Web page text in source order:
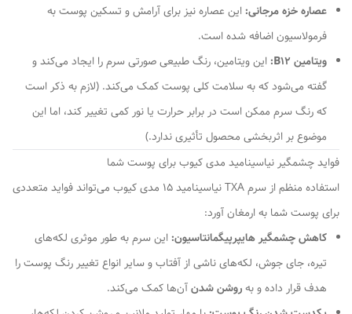
عصاره خزه مرجانی: این عصاره نیز برای آرامش و تسکین پوست به
فرمولاسیون اضافه شده است.
ویتامین B12:
این ویتامین، رنگ طبیعی صورتی سرم را ایجاد می‌کند و
گفته می‌شود که به سلامت کلی پوست کمک می‌کند. (لازم به ذکر است
که رنگ سرم ممکن است در برابر حرارت یا نور کمی تغییر کند، اما این
موضوع بر اثربخشی محصول تأثیری ندارد.)
فواید چشمگیر نیاسینامید مدی کیوب برای پوست شما
استفاده منظم از سرم TXA نیاسینامید 15 مدی کیوب می‌تواند فواید متعددی
برای پوست شما به ارمغان آورد:
کاهش چشمگیر هایپرپیگمانتاسیون: این سرم به طور موثری لکه‌های
تیره، جای جوش، لکه‌های ناشی از آفتاب و سایر انواع تغییر رنگ پوست را
هدف قرار داده و بهروشن شدنآن‌ها کمک می‌کند.